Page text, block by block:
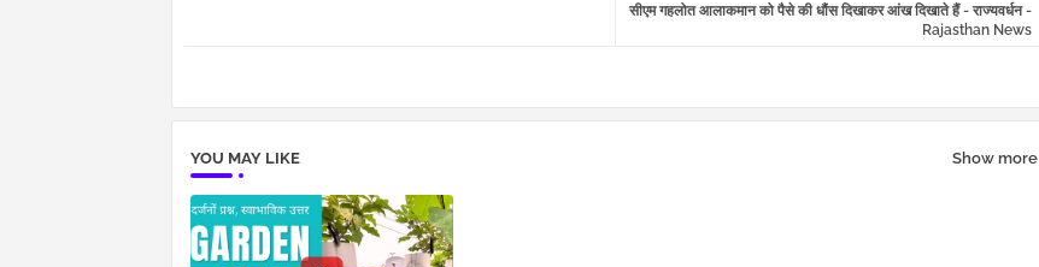
सीएम गहलोत आलाकमान को पैसे की धौंस दिखाकर आंख दिखाते हैं - राज्यवर्धन -
Rajasthan News
YOU MAY LIKE Show more